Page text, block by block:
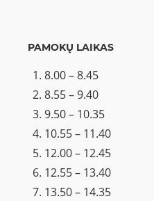
PAMOKŲ LAIKAS
8.00 – 8.45
8.55 – 9.40
9.50 – 10.35
10.55 – 11.40
12.00 – 12.45
12.55 – 13.40
13.50 – 14.35